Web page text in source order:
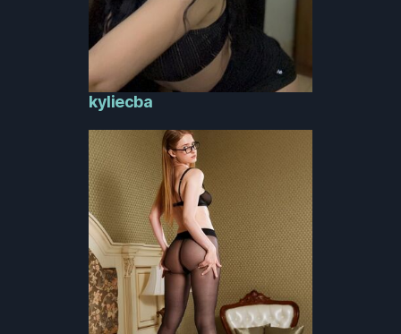
kyliecba